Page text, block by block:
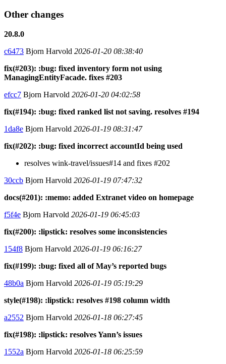
Other changes
20.8.0
c6473 Bjorn Harvold 2026-01-20 08:38:40
fix(#203): :bug: fixed inventory form not using
ManagingEntityFacade. fixes #203
efcc7 Bjorn Harvold 2026-01-20 04:02:58
fix(#194): :bug: fixed ranked list not saving. resolves #194
1da8e Bjorn Harvold 2026-01-19 08:31:47
fix(#202): :bug: fixed incorrect accountId being used
resolves wink-travel/issues#14 and fixes #202
30ccb Bjorn Harvold 2026-01-19 07:47:32
docs(#201): :memo: added Extranet video on homepage
f5f4e Bjorn Harvold 2026-01-19 06:45:03
fix(#200): :lipstick: resolves some inconsistencies
154f8 Bjorn Harvold 2026-01-19 06:16:27
fix(#199): :bug: fixed all of May’s reported bugs
48b0a Bjorn Harvold 2026-01-19 05:19:29
style(#198): :lipstick: resolves #198 column width
a2552 Bjorn Harvold 2026-01-18 06:27:45
fix(#198): :lipstick: resolves Yann’s issues
1552a Bjorn Harvold 2026-01-18 06:25:59